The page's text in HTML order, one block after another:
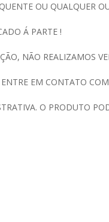
OU QUALQUER
Á PARTE !
NÃO REALIZAMOS
EM CONTATO
O PRODUTO